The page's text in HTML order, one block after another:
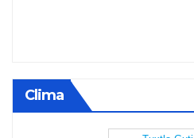
Clima